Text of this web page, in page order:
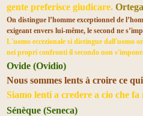
gente preferisce giudicare.
On distingue l’homme exceptionnel de
exigeant envers lui-même, le second ne
L'uomo eccezionale si distingue dall'uomo
nei propri confronti il secondo non
Ovide (Ovidio)
Nous sommes lents à croire ce
Siamo lenti a credere a cio che fa
Sénèque (Seneca)